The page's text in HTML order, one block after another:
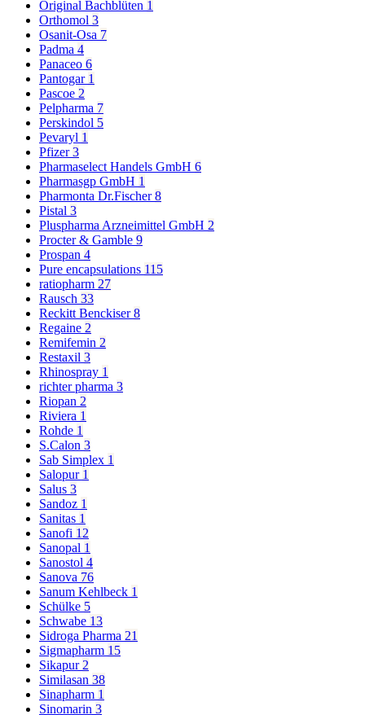
Original Bachblüten 1
Orthomol 3
Osanit-Osa 7
Padma 4
Panaceo 6
Pantogar 1
Pascoe 2
Pelpharma 7
Perskindol 5
Pevaryl 1
Pfizer3
Pharmaselect Handels GmbH 6
Pharmasgp GmbH 1
Pharmonta Dr.Fischer8
Pistal 3
Pluspharma Arzneimittel GmbH 2
Procter & Gamble 9
Prospan 4
Pure encapsulations 115
ratiopharm 27
Rausch 33
Reckitt Benckiser8
Regaine 2
Remifemin 2
Restaxil 3
Rhinospray 1
richter pharma 3
Riopan 2
Riviera 1
Rohde 1
S.Calon 3
Sab Simplex 1
Salopur 1
Salus 3
Sandoz 1
Sanitas 1
Sanofi 12
Sanopal 1
Sanostol 4
Sanova 76
Sanum Kehlbeck 1
Schülke 5
Schwabe 13
Sidroga Pharma 21
Sigmapharm 15
Sikapur 2
Similasan 38
Sinapharm 1
Sinomarin 3